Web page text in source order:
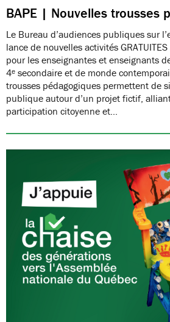
BAPE | Nouvelles trousses
Le Bureau d’audiences publiques sur
lance de nouvelles activités
pour les enseignantes et enseignants
4ᵉ secondaire et de monde
trousses pédagogiques permettent de
publique autour d’un projet fictif,
participation citoyenne et…